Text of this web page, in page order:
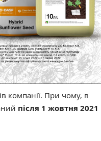
компанії. При чому, в
після 1 жовтня 2021